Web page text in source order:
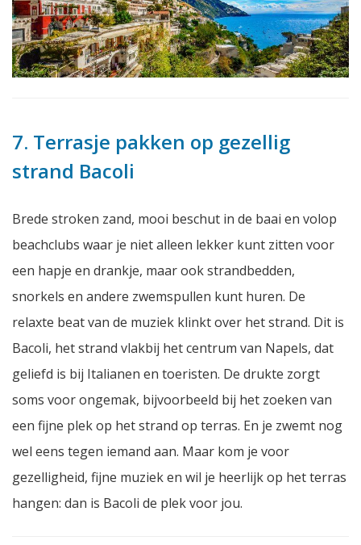
7. Terrasje pakken op gezellig
strand Bacoli
Brede stroken zand, mooi beschut in de baai en volop
beachclubs waar je niet alleen lekker kunt zitten voor
een hapje en drankje, maar ook strandbedden,
snorkels en andere zwemspullen kunt huren. De
relaxte beat van de muziek klinkt over het strand. Dit is
Bacoli, het strand vlakbij het centrum van Napels, dat
geliefd is bij Italianen en toeristen. De drukte zorgt
soms voor ongemak, bijvoorbeeld bij het zoeken van
een fijne plek op het strand op terras. En je zwemt nog
wel eens tegen iemand aan. Maar kom je voor
gezelligheid, fijne muziek en wil je heerlijk op het terras
hangen: dan is Bacoli de plek voor jou.